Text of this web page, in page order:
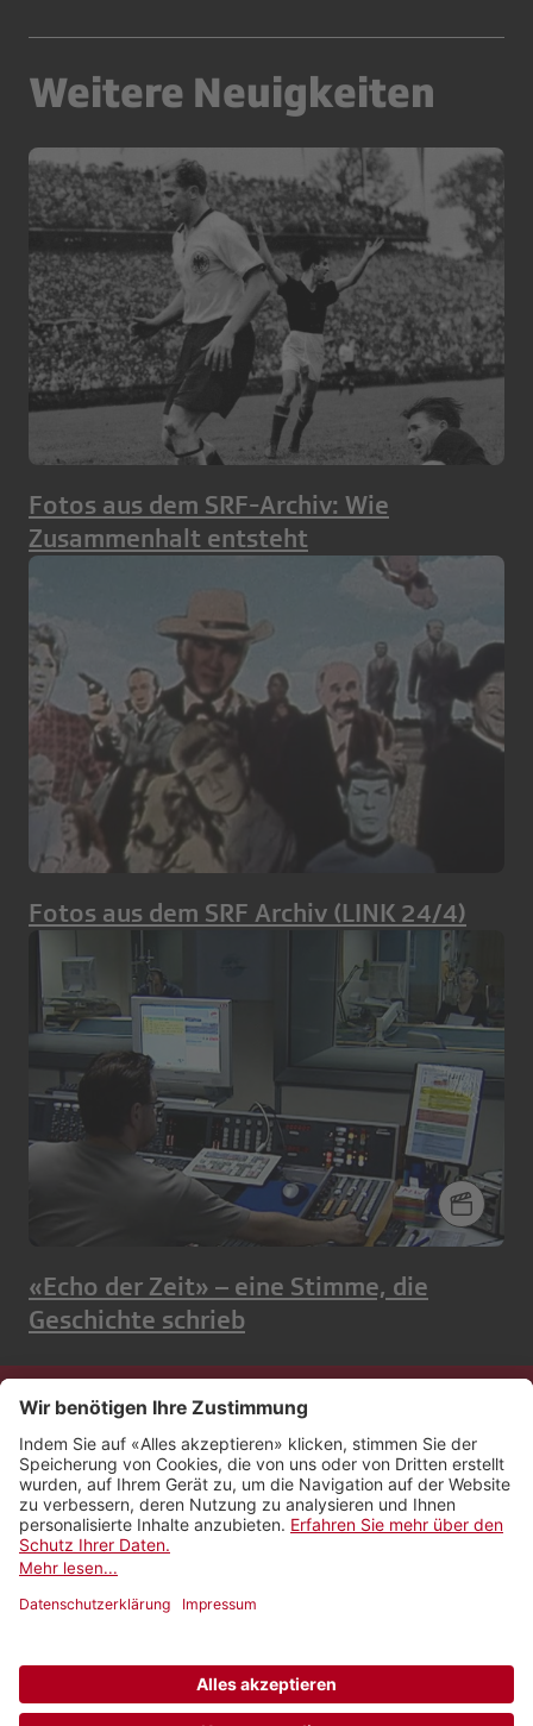
Weitere Neuigkeiten
Fotos aus dem SRF-Archiv: Wie
Zusammenhalt entsteht
Fotos aus dem SRF Archiv (LINK 24/4)
«Echo der Zeit» – eine Stimme, die
Geschichte schrieb
Kontakt
Impressum
Rechtliches
Netiquette